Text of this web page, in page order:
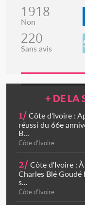
1918
Non
220
Sans avis
+ DE LA
1/ Côte d'Ivoire :
réussi du 66e
B...
Côte d'Ivoire
2/ Côte d'Ivoire :
Charles Blé Goudé
s...
Côte d'Ivoire